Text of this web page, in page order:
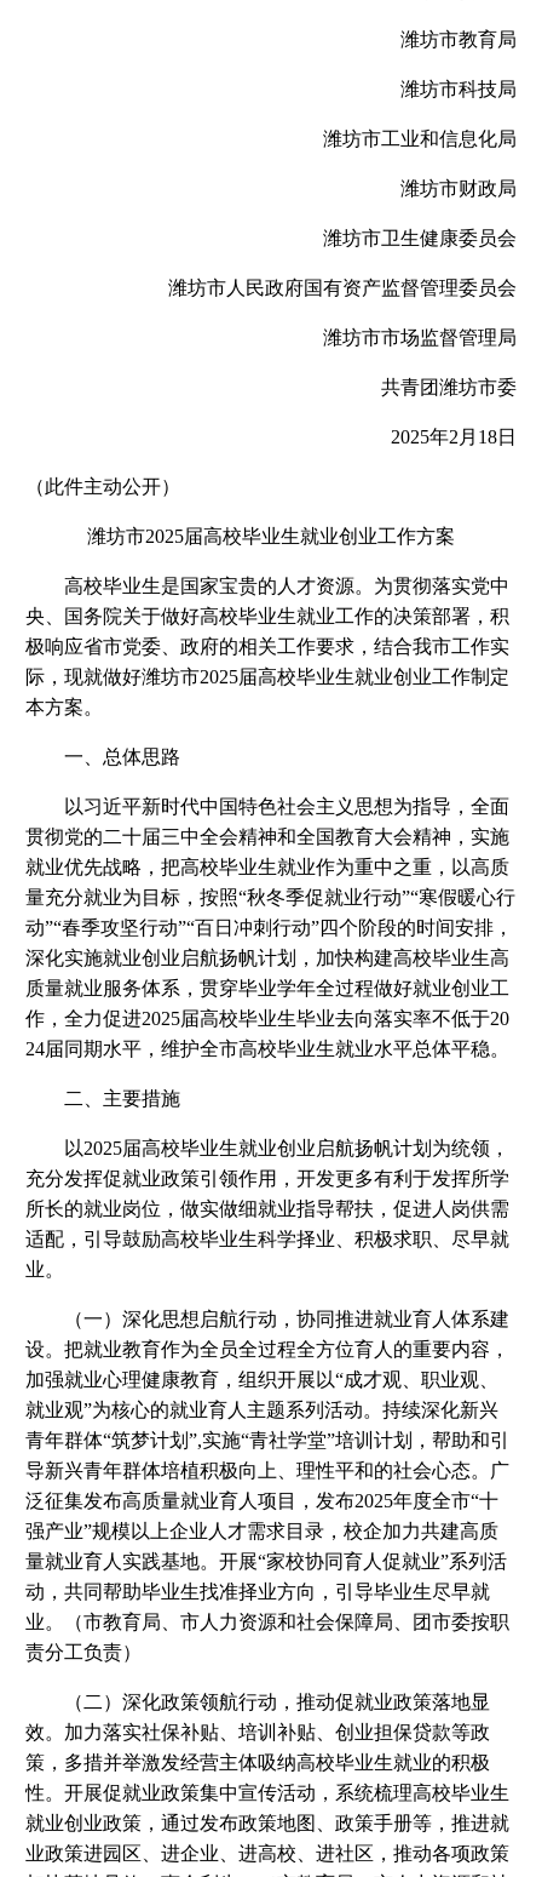
潍坊市教育局
潍坊市科技局
潍坊市工业和信息化局
潍坊市财政局
潍坊市卫生健康委员会
潍坊市人民政府国有资产监督管理委员会
潍坊市市场监督管理局
共青团潍坊市委
2025年2月18日
（此件主动公开）
潍坊市2025届高校毕业生就业创业工作方案
高校毕业生是国家宝贵的人才资源。为贯彻落实党中
央、国务院关于做好高校毕业生就业工作的决策部署，积
极响应省市党委、政府的相关工作要求，结合我市工作实
际，现就做好潍坊市2025届高校毕业生就业创业工作制定
本方案。
一、总体思路
以习近平新时代中国特色社会主义思想为指导，全面
贯彻党的二十届三中全会精神和全国教育大会精神，实施
就业优先战略，把高校毕业生就业作为重中之重，以高质
量充分就业为目标，按照“秋冬季促就业行动”“寒假暖心行
动”“春季攻坚行动”“百日冲刺行动”四个阶段的时间安排，
深化实施就业创业启航扬帆计划，加快构建高校毕业生高
质量就业服务体系，贯穿毕业学年全过程做好就业创业工
作，全力促进2025届高校毕业生毕业去向落实率不低于20
24届同期水平，维护全市高校毕业生就业水平总体平稳。
二、主要措施
以2025届高校毕业生就业创业启航扬帆计划为统领，
充分发挥促就业政策引领作用，开发更多有利于发挥所学
所长的就业岗位，做实做细就业指导帮扶，促进人岗供需
适配，引导鼓励高校毕业生科学择业、积极求职、尽早就
业。
（一）深化思想启航行动，协同推进就业育人体系建
设。把就业教育作为全员全过程全方位育人的重要内容，
加强就业心理健康教育，组织开展以“成才观、职业观、
就业观”为核心的就业育人主题系列活动。持续深化新兴
青年群体“筑梦计划”,实施“青社学堂”培训计划，帮助和引
导新兴青年群体培植积极向上、理性平和的社会心态。广
泛征集发布高质量就业育人项目，发布2025年度全市“十
强产业”规模以上企业人才需求目录，校企加力共建高质
量就业育人实践基地。开展“家校协同育人促就业”系列活
动，共同帮助毕业生找准择业方向，引导毕业生尽早就
业。（市教育局、市人力资源和社会保障局、团市委按职
责分工负责）
（二）深化政策领航行动，推动促就业政策落地显
效。加力落实社保补贴、培训补贴、创业担保贷款等政
策，多措并举激发经营主体吸纳高校毕业生就业的积极
性。开展促就业政策集中宣传活动，系统梳理高校毕业生
就业创业政策，通过发布政策地图、政策手册等，推进就
业政策进园区、进企业、进高校、进社区，推动各项政策